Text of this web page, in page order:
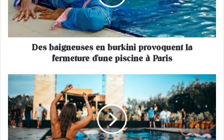
e
n
b
u
r
Des baigneuses en burkini provoquent la
fermeture d'une piscine à Paris
5
è
é
d